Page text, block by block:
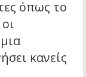
όπως το
κανείς